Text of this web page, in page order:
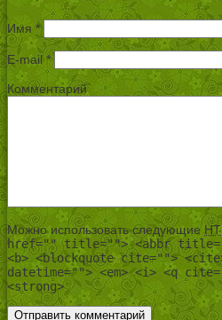
Имя *
E-mail*
Комментарий
Можно использовать следующие
href="" title=""> <abbr
<b> <blockquote cite="">
datetime=""> <em> <i> <q
<strong>